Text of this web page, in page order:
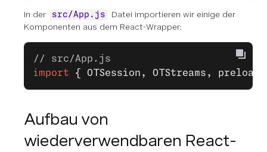
In der src/App.js
Datei importieren wir einige der
Komponenten aus dem React-Wrapper:
// src/App.js
import { OTSession, OTStreams,
Aufbau von
wiederverwendbaren React-